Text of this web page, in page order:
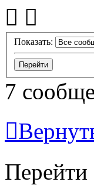
Показать:
7
Перейти